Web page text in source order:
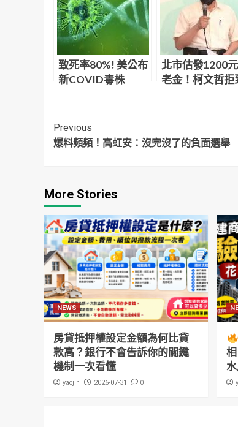
致死率80%! 美公布
新COVID毒株
北市估發1200
老金！柯文哲拒
Continue
Reading
Previous
爆料頻頻！高虹安：沒完沒了的負面選舉
More Stories
NEWS
房貸抵押權設定金額為何比貸
款高？銀行不會告訴你的關鍵
機制一次看懂
yaojin 2026-07-31 0